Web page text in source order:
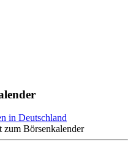
zum Börsenkalender